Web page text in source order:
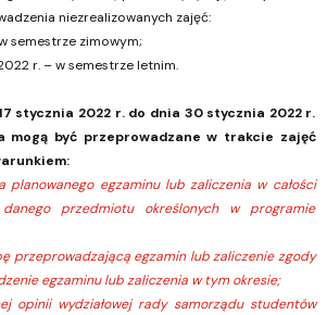
niezrealizowanych zajęć:
semestrze zimowym;
r. – w semestrze letnim.
stycznia 2022 r. do dnia 30 stycznia 2022 r.
mogą być przeprowadzane w trakcie zajęć
planowanego egzaminu lub zaliczenia w całości
przedmiotu określonych w programie
przeprowadzającą egzamin lub zaliczenie zgody
egzaminu lub zaliczenia w tym okresie;
opinii wydziałowej rady samorządu studentów